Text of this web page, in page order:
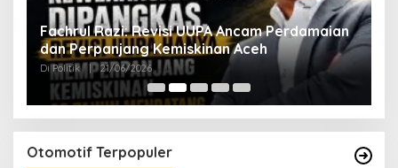
Fachrul Razi: Revisi UUPA Ancam Perdamaian
dan Perpanjang Kemiskinan Aceh
Di Politik 21/06/2026
Otomotif Terpopuler